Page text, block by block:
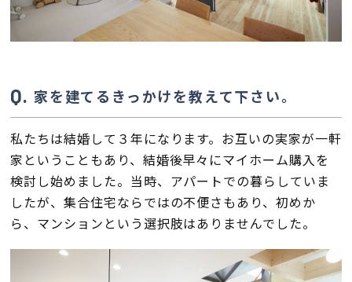
KATSUMIの標準仕様 和暮-なごみ-
耐震性能+制震性能
断熱・気密性能と快適性
長期優良住宅
ZEH
家を建てるきっかけを教えて下さい。
私たちは結婚して３年になります。お互いの実家が一軒
家ということもあり、結婚後早々にマイホーム購入を
検討し始めました。当時、アパートでの暮らしていま
したが、集合住宅ならではの不便さもあり、初めか
ら、マンションという選択肢はありませんでした。